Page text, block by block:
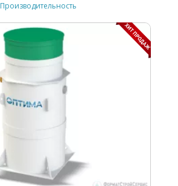
Производительность